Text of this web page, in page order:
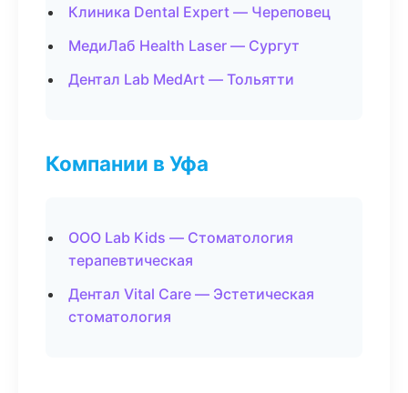
Клиника Dental Expert — Череповец
МедиЛаб Health Laser — Сургут
Дентал Lab MedArt — Тольятти
Компании в Уфа
ООО Lab Kids — Стоматология
терапевтическая
Дентал Vital Care — Эстетическая
стоматология